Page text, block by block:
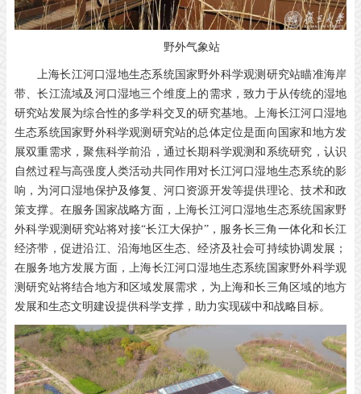
野外气象站
上海长江河口湿地生态系统国家野外科学观测研究站瞄准海岸
带、长江流域及河口湿地三个维度上的需求，致力于从传统的湿地
研究站发展为综合性的多学科交叉的研究基地。上海长江河口湿地
生态系统国家野外科学观测研究站的总体定位是面向国家和地方发
展双重需求，聚焦科学前沿，通过长期科学观测和系统研究，认识
自然过程与高强度人类活动共同作用对长江河口湿地生态系统的影
响，为河口湿地保护及修复、河口资源开发等提供理论、技术和政
策支撑。在服务国家战略方面，上海长江河口湿地生态系统国家野
外科学观测研究站将对接“长江大保护”，服务长三角一体化和长江
经济带，促进沿江、沿海地区生态、经济及社会可持续协调发展；
在服务地方发展方面，上海长江河口湿地生态系统国家野外科学观
测研究站将结合地方和区域发展需求，为上海和长三角区域的地方
发展和生态文明建设提供科学支撑，助力实现碳中和战略目标。